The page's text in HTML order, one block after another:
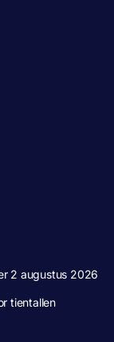
2 augustus 2026
tientallen